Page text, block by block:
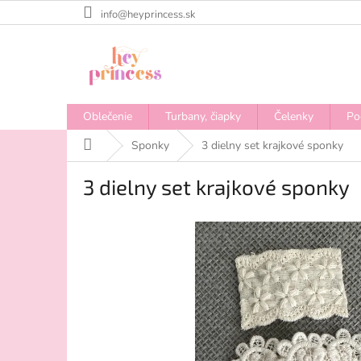
na
info@heyprincess.sk
Oblečenie Turbany, čiapky Čelenky
DomovSponky 3 dielny set krajkové sponky
3 dielny set krajkové sponky